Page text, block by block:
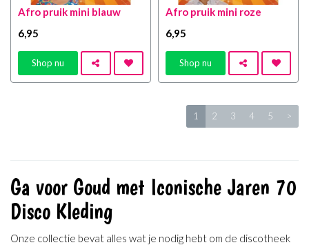
Afro pruik mini blauw
6,95
Shop nu
Afro pruik mini roze
6,95
Shop nu
1 2 3 4 5 >
Ga voor Goud met Iconische Jaren 70
Disco Kleding
Onze collectie bevat alles wat je nodig hebt om de discotheek